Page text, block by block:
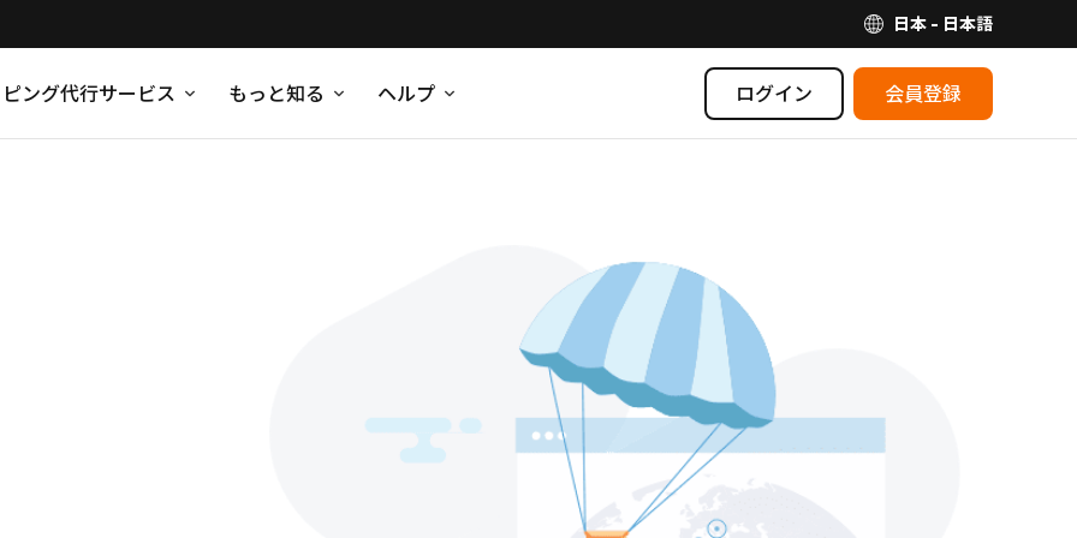
日本 - 日本語
ング代行サービス もっと知る ヘルプ ログイン 会員登録